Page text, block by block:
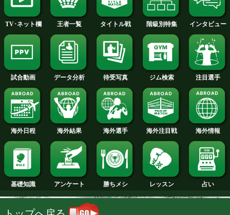
2014年
2013年
2012年
2011年
2010年